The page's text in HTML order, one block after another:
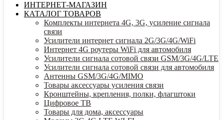
ИНТЕРНЕТ-МАГАЗИН
КАТАЛОГ ТОВАРОВ
Комплекты интернета 4G, 3G, усиление сигнала
связи
Усилители интернет сигнала 2G/3G/4G/WiFi
Интернет 4G роутеры WiFi для автомобиля
Усилители сигнала сотовой связи GSM/3G/4G/LTE
Усилители сигнала сотовой связи для автомобиля
Антенны GSM/3G/4G/MIMO
Товары аксессуары усиления связи
Кронштейны, крепления, полки, флагштоки
Цифровое ТВ
Товары для дома, аксессуары